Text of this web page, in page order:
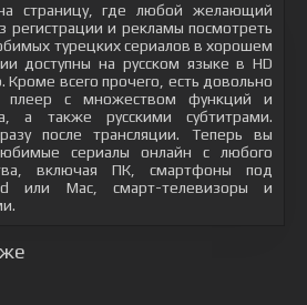
страницу, где любой желающий
регистрации и рекламы посмотреть
турецких сериалов в хорошем
доступны на русском языке в HD
Кроме всего прочего, есть довольно
плеер с множеством функций и
а также русскими субтитрами.
после трансляции. Теперь вы
сериалы онлайн с любого
включая ПК, смартфоны под
или Mac, смарт-телевизоры и